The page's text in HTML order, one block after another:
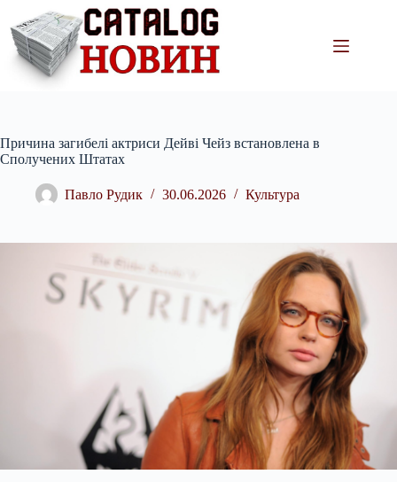
вмісту
Причина загибелі актриси Дейві Чейз встановлена в
Сполучених Штатах
Павло Рудик 30.06.2026 Культура